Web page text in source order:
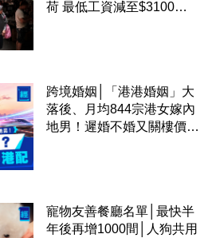
荷 最低工資減至$3100蚊
跨境婚姻│「港港婚姻」大
落後、月均844宗港女嫁內
地男！遲婚不婚又關樓價
寵物友善餐廳名單│最快半
年後再增1000間│人狗共用